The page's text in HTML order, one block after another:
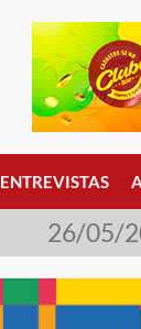
ENTREVISTAS
26/05/